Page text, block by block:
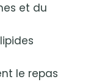
et du
le repas